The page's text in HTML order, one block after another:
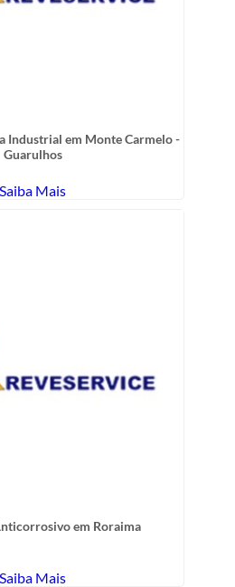
Industrial em Monte Carmelo -
Guarulhos
Saiba Mais
em Roraima
Saiba Mais